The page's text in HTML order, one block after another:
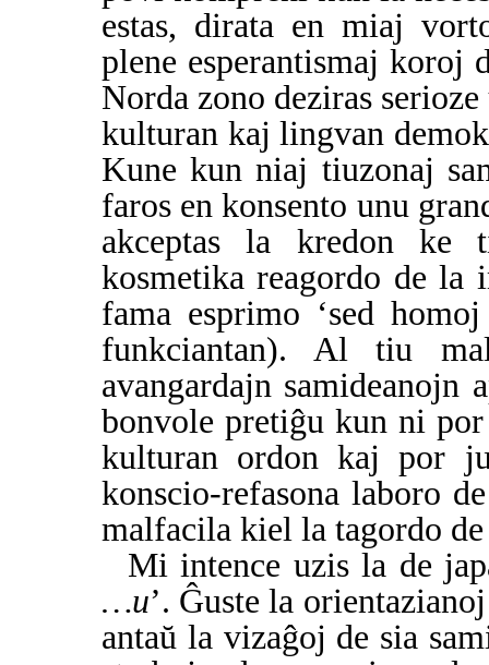
estas, dirata en miaj
plene esperantismaj koroj
Norda zono deziras
kulturan kaj lingvan
Kune kun niaj tiuzonaj
faros en konsento unu
akceptas la kredon ke
kosmetika reagordo de
fama esprimo ‘sed
funkciantan). Al tiu
avangardajn
bonvole pretiĝu kun ni
kulturan ordon kaj por
konscio-refasona laboro
malfacila kiel la tagordo
Mi intence uzis la de
…u’. Ĝuste la
antaŭ la vizaĝoj de sia